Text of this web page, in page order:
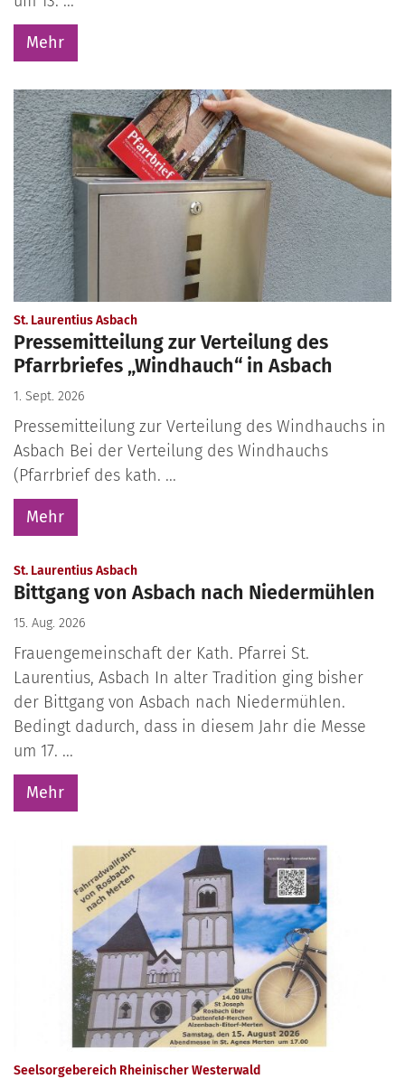
Mehr
St. Laurentius Asbach:
Pressemitteilung zur Verteilung des
Pfarrbriefes „Windhauch“ in Asbach
1. Sept. 2026
Pressemitteilung zur Verteilung des Windhauchs in
Asbach Bei der Verteilung des Windhauchs
(Pfarrbrief des kath. ...
Mehr
St. Laurentius Asbach:
Bittgang von Asbach nach Niedermühlen
15. Aug. 2026
Frauengemeinschaft der Kath. Pfarrei St.
Laurentius, Asbach In alter Tradition ging bisher
der Bittgang von Asbach nach Niedermühlen.
Bedingt dadurch, dass in diesem Jahr die Messe
um 17. ...
Mehr
Seelsorgebereich Rheinischer Westerwald: